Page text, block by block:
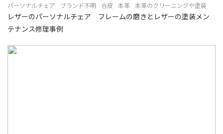
パーソナルチェア ブランド不明 合皮 本革 本革のクリーニングや塗装
レザーのパーソナルチェア フレームの磨きとレザーの塗装メン
テナンス修理事例